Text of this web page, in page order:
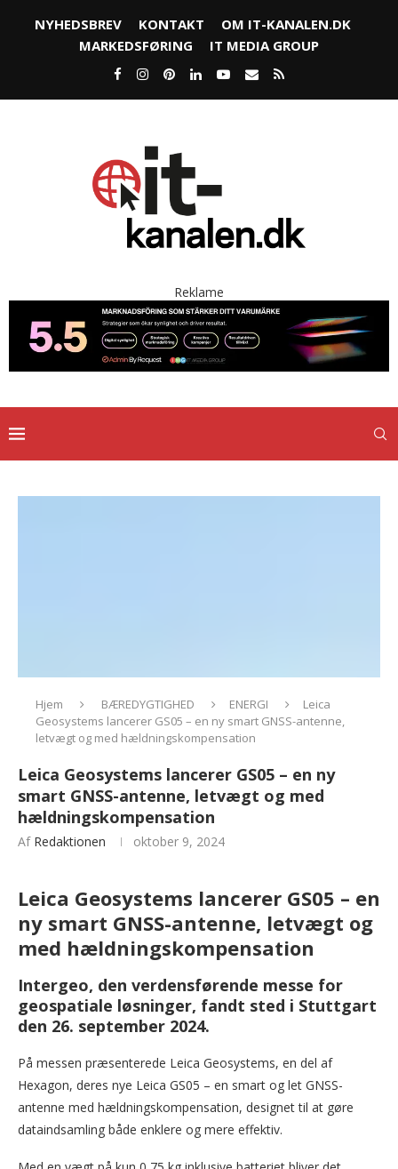
NYHEDSBREV KONTAKT
OM IT-KANALEN.DK
MARKEDSFØRING
IT MEDIA GROUP
Reklame
Hjem BÆREDYGTIGHED ENERGI
Leica
Geosystems lancerer GS05 – en ny smart GNSS-antenne,
letvægt og med hældningskompensation
Leica Geosystems lancerer GS05 – en ny
smart GNSS-antenne, letvægt og med
hældningskompensation
Af Redaktionen oktober 9, 2024
Leica Geosystems lancerer GS05 – en
ny smart GNSS-antenne, letvægt og
med hældningskompensation
Intergeo, den verdensførende messe for
geospatiale løsninger, fandt sted i Stuttgart
den 26. september 2024.
På messen præsenterede Leica Geosystems, en del af
Hexagon, deres nye Leica GS05 – en smart og let GNSS-
antenne med hældningskompensation, designet til at gøre
dataindsamling både enklere og mere effektiv.